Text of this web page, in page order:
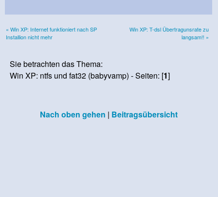
« Win XP: Internet funktioniert nach SP
Installion nicht mehr
Win XP: T-dsl Übertragunsrate zu
langsam!! »
Sie betrachten das Thema:
Win XP: ntfs und fat32 (babyvamp) - Seiten: [1]
Nach oben gehen | Beitragsübersicht